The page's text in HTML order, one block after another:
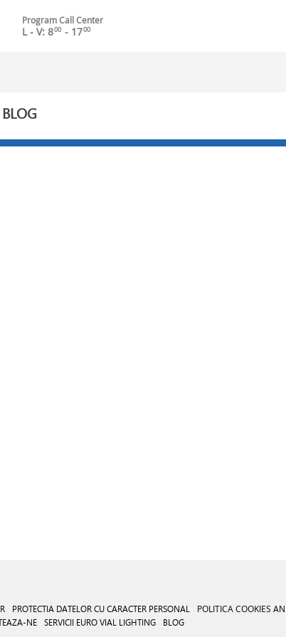
Program Call Center
L - V: 800 - 1700
BLOG
PROTECTIA DATELOR CU CARACTER PERSONAL POLITICA COOKIES
NE SERVICII EURO VIAL LIGHTING BLOG